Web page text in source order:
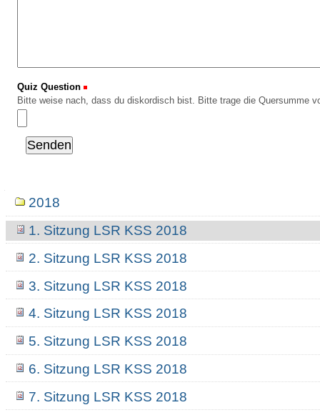
Quiz Question
Bitte weise nach, dass du diskordisch bist. Bitte trage die Quersumme
Navigation
2018
1. Sitzung LSR KSS 2018
2. Sitzung LSR KSS 2018
3. Sitzung LSR KSS 2018
4. Sitzung LSR KSS 2018
5. Sitzung LSR KSS 2018
6. Sitzung LSR KSS 2018
7. Sitzung LSR KSS 2018